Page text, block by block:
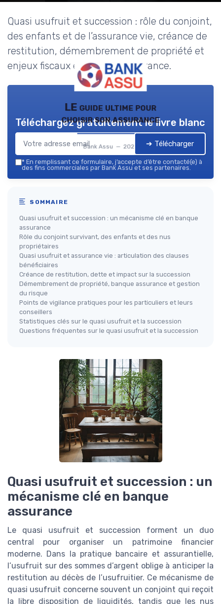
Quasi usufruit et succession : rôle du conjoint,
des enfants et de l’assurance vie, créance de
restitution, démembrement de propriété et
enjeux fiscaux en banque assurance.
LE guide ultime pour
choisir son assurance
Bank Assu — 2026
Téléchargez gratuitement le livre blanc
➔ Télécharger
* En remplissant ce formulaire, j’accepte d’être contacté(e) à
des fins commerciales par Bank Assu et ses partenaires.
SOMMAIRE
Quasi usufruit et succession : un mécanisme clé en banque
assurance
Rôle du conjoint survivant, des enfants et des nus
propriétaires
Quasi usufruit et assurance vie : articulation des clauses
bénéficiaires
Créance de restitution, dette et impact sur la succession
Démembrement de propriété, banque assurance et gestion
du risque
Points de vigilance pratiques pour les particuliers et leurs
conseillers
Statistiques clés sur le quasi usufruit et la succession
Questions fréquentes sur le quasi usufruit et la succession
Quasi usufruit et succession : un
mécanisme clé en banque
assurance
Le quasi usufruit et succession forment un duo
central pour organiser un patrimoine financier
moderne. Dans la pratique bancaire et assurantielle,
l’usufruit sur des sommes d’argent oblige à anticiper la
restitution au décès de l’usufruitier. Ce mécanisme de
quasi usufruit concerne souvent un conjoint qui reçoit
la libre disposition de liquidités, tandis que les nus